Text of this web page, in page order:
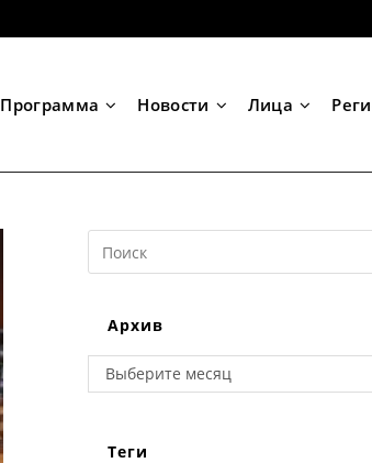
Программа Новости Лица
Search
this
Архив
Архив
Выберите месяц
Теги